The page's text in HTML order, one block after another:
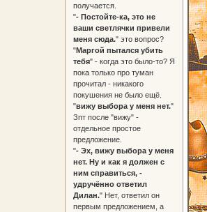
получается.
"- Постойте-ка, это не
ваши светлячки привели
меня сюда." это вопрос?
"Маргой пытался убить
тебя" - когда это было-то? Я
пока только про туман
прочитал - никакого
покушения не было ещё.
"вижу выбора у меня нет."
Зпт после "вижу" -
отдельное простое
предложение.
"- Эх, вижу выбора у меня
нет. Ну и как я должен с
ним справиться, -
удручённо ответил
Дилан." Нет, ответил он
первым предложением, а